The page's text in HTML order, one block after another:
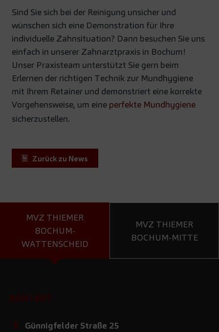
Sind Sie sich bei der Reinigung unsicher und
wünschen sich eine Demonstration für Ihre
individuelle Zahnsituation? Dann besuchen Sie uns
einfach in unserer Zahnarztpraxis in Bochum!
Unser Praxisteam unterstützt Sie gern beim
Erlernen der richtigen Technik zur Mundhygiene
mit Ihrem Retainer und demonstriert eine korrekte
Vorgehensweise, um eine perfekte Mundhygiene
sicherzustellen.
Zurück zu News
MVZ THIEMER
BOCHUM-
WATTENSCHEID
MVZ THIEMER
BOCHUM-MITTE
KONTAKT
Günnigfelder Straße 25